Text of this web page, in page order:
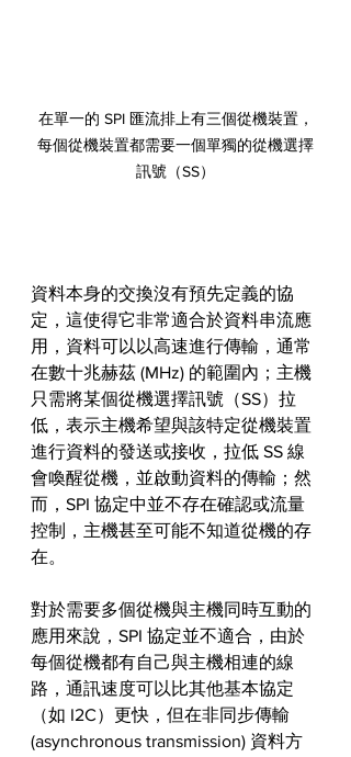
在單一的 SPI 匯流排上有三個從機裝置，
每個從機裝置都需要一個單獨的從機選擇
訊號（SS）
資料本身的交換沒有預先定義的協
定，這使得它非常適合於資料串流應
用，資料可以以高速進行傳輸，通常
在數十兆赫茲 (MHz) 的範圍內；主機
只需將某個從機選擇訊號（SS）拉
低，表示主機希望與該特定從機裝置
進行資料的發送或接收，拉低 SS 線
會喚醒從機，並啟動資料的傳輸；然
而，SPI 協定中並不存在確認或流量
控制，主機甚至可能不知道從機的存
在。
對於需要多個從機與主機同時互動的
應用來說，SPI 協定並不適合，由於
每個從機都有自己與主機相連的線
路，通訊速度可以比其他基本協定
（如 I2C）更快，但在非同步傳輸
(asynchronous transmission) 資料方